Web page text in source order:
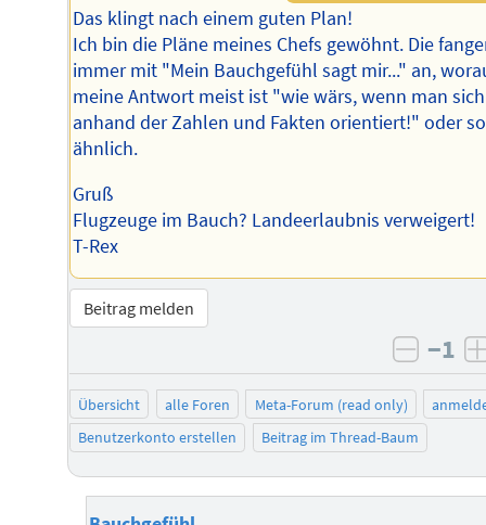
Das klingt nach einem guten Plan!
Ich bin die Pläne meines Chefs gewöhnt. Die
immer mit "Mein Bauchgefühl sagt mir..." an,
meine Antwort meist ist "wie wärs, wenn man sich
anhand der Zahlen und Fakten orientiert!" oder so
ähnlich.
Gruß
Flugzeuge im Bauch? Landeerlaubnis verweigert!
T-Rex
Beitrag melden
−1
Übersicht alle Foren Meta-Forum (read only)
Benutzerkonto erstellen
Beitrag im Thread-Baum